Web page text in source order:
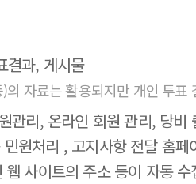
결과, 게시물
자료는 활용되지만 개인 투
관리, 온라인 회원 관리, 당
원처리 , 고지사항 전달 홈
사이트의 주소 등이 자동